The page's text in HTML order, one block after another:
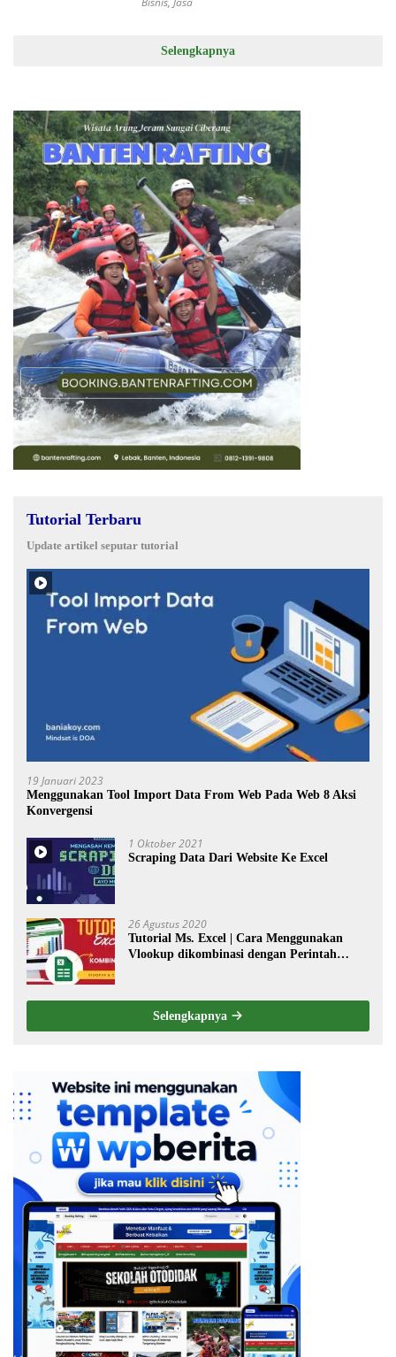
Selengkapnya
Tutorial Terbaru
Update artikel seputar tutorial
19 Januari 2023
Menggunakan Tool Import Data From Web Pada Web 8 Aksi
Konvergensi
1 Oktober 2021
Scraping Data Dari Website Ke Excel
26 Agustus 2020
Tutorial Ms. Excel | Cara Menggunakan
Vlookup dikombinasi dengan Perintah
Selengkapnya